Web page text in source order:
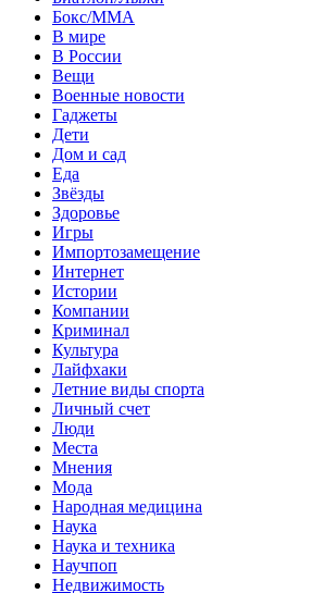
Бокс/MMA
В мире
В России
Вещи
Военные новости
Гаджеты
Дети
Дом и сад
Еда
Звёзды
Здоровье
Игры
Импортозамещение
Интернет
Истории
Компании
Криминал
Культура
Лайфхаки
Летние виды спорта
Личный счет
Люди
Места
Мнения
Мода
Народная медицина
Наука
Наука и техника
Научпоп
Недвижимость